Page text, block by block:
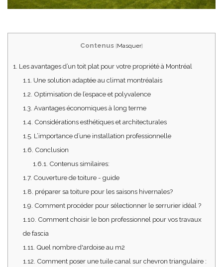
Contenus [Masquer]
1. Les avantages d’un toit plat pour votre propriété à Montréal
1.1. Une solution adaptée au climat montréalais
1.2. Optimisation de l’espace et polyvalence
1.3. Avantages économiques à long terme
1.4. Considérations esthétiques et architecturales
1.5. L’importance d’une installation professionnelle
1.6. Conclusion
1.6.1. Contenus similaires:
1.7. Couverture de toiture - guide
1.8. préparer sa toiture pour les saisons hivernales?
1.9. Comment procéder pour sélectionner le serrurier idéal ?
1.10. Comment choisir le bon professionnel pour vos travaux
de fascia
1.11. Quel nombre d'ardoise au m2
1.12. Comment poser une tuile canal sur chevron triangulaire :